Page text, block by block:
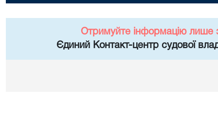
Отримуйте інформацію лише
Єдиний Контакт-центр судової